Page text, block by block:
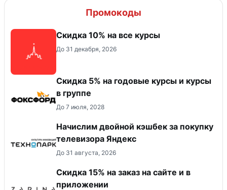
Промокоды
Скидка 10% на все курсы
До 31 декабря, 2026
Скидка 5% на годовые курсы и курсы
в группе
До 7 июля, 2028
Начислим двойной кэшбек за покупку
телевизора Яндекс
До 31 августа, 2026
Скидка 15% на заказ на сайте и в
приложении